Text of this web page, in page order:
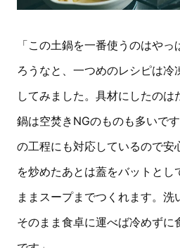
「この土鍋を一番使うのはや
ろうなと、一つめのレシピは冷
してみました。具材にしたの
鍋は空焚きNGのものも多いで
の工程にも対応しているので安
を炒めたあとは蓋をバットと
ままスープまでつくれます。洗
そのまま食卓に運べば冷めずに